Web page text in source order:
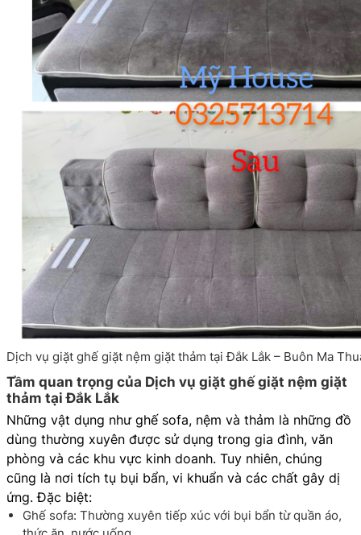
Dịch vụ giặt ghế giặt nệm giặt thảm tại Đắk Lắk – Buôn Ma
Tầm quan trọng của Dịch vụ giặt ghế giặt nệm giặt
thảm tại Đắk Lắk
Những vật dụng như ghế sofa, nệm và thảm là những đồ
dùng thường xuyên được sử dụng trong gia đình, văn
phòng và các khu vực kinh doanh. Tuy nhiên, chúng
cũng là nơi tích tụ bụi bẩn, vi khuẩn và các chất gây dị
ứng. Đặc biệt:
Ghế sofa: Thường xuyên tiếp xúc với bụi bẩn từ quần áo,